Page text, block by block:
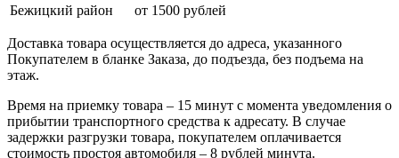
Бежицкий район
от 1500 рублей
Доставка товара осуществляется до адреса, указанного
Покупателем в бланке Заказа, до подъезда, без подъема на
этаж.
Время на приемку товара – 15 минут с момента уведомления о
прибытии транспортного средства к адресату. В случае
задержки разгрузки товара, покупателем оплачивается
стоимость простоя автомобиля – 8 рублей минута.